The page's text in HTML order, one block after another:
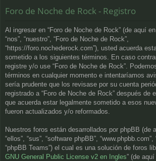
rá
pi
d
os
Foro de Noche de Rock - Registro
Al ingresar en “Foro de Noche de Rock” (de aquí en
“nos”, “nuestro”, “Foro de Noche de Rock”,
“https://foro.nochederock.com”), usted acuerda
sometido a los siguientes términos. En caso
registre y/o use “Foro de Noche de Rock”.
términos en cualquier momento e intentaríamos
sería prudente que los revisase por su cuenta
registrado a “Foro de Noche de Rock” después de
que acuerda estar legalmente sometido a esos
fueron actualizados y/o reformados.
Nuestros foros están desarrollados por phpBB (de
“ellos”, “sus”, “software phpBB”, “www.phpbb.com”,
“phpBB Teams”) el cual es una solución de foros
GNU General Public License v2 en Ingles” (de